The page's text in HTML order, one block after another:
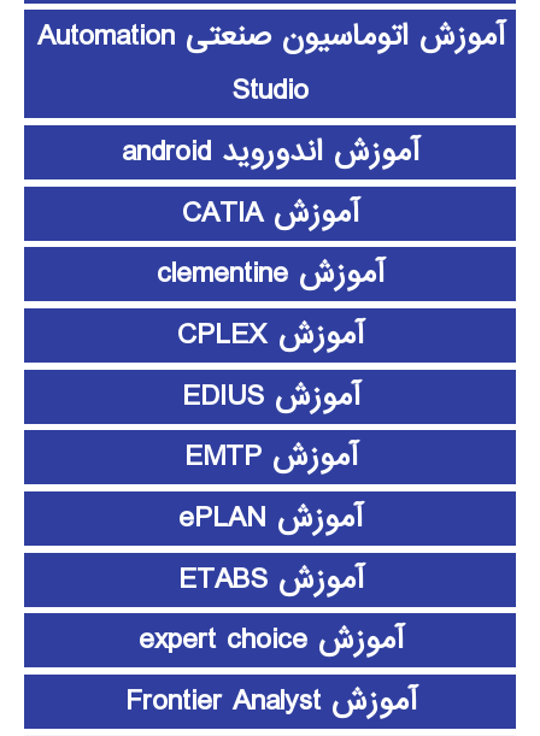
آموزش اتوماسیون صنعتی Automation
Studio
آموزش اندوروید android
آموزش CATIA
آموزش clementine
آموزش CPLEX
آموزش EDIUS
آموزش EMTP
آموزش ePLAN
آموزش ETABS
آموزش expert choice
آموزش Frontier Analyst